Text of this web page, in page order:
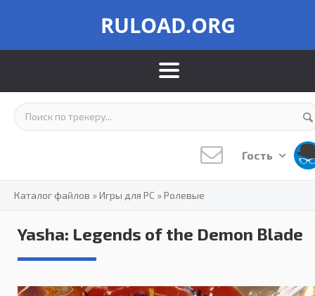
RULOAD.ORG
Гость
Каталог файлов »Игры для PC »Ролевые
Yasha: Legends of the Demon Blade